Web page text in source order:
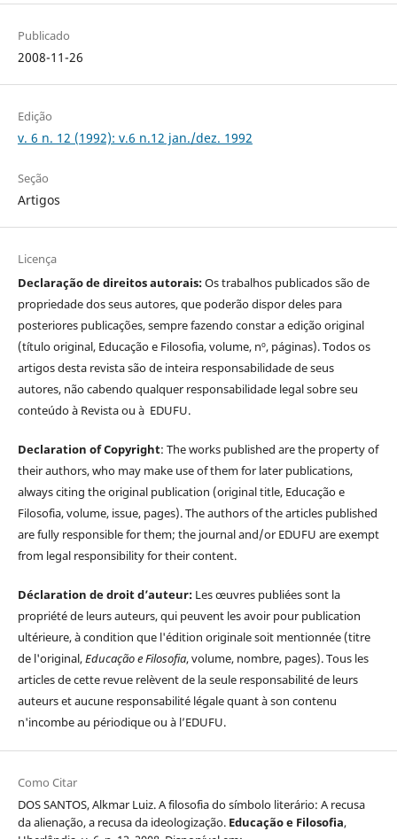
Publicado
2008-11-26
Edição
v. 6 n. 12 (1992): v.6 n.12 jan./dez. 1992
Seção
Artigos
Licença
Declaração de direitos autorais:Os trabalhos publicados são de
propriedade dos seus autores, que poderão dispor deles para
posteriores publicações, sempre fazendo constar a edição original
(título original, Educação e Filosofia, volume, nº, páginas). Todos os
artigos desta revista são de inteira responsabilidade de seus
autores, não cabendo qualquer responsabilidade legal sobre seu
conteúdo à Revista ou à EDUFU.
Declaration of Copyright: The works published are the property of
their authors, who may make use of them for later publications,
always citing the original publication (original title, Educação e
Filosofia, volume, issue, pages). The authors of the articles published
are fully responsible for them; the journal and/or EDUFU are exempt
from legal responsibility for their content.
Déclaration de droit d’auteur: Les œuvres publiées sont la
propriété de leurs auteurs, qui peuvent les avoir pour publication
ultérieure, à condition que l'édition originale soit mentionnée (titre
de l'original,Educação e Filosofia, volume, nombre, pages). Tous les
articles de cette revue relèvent de la seule responsabilité de leurs
auteurs et aucune responsabilité légale quant à son contenu
n'incombe au périodique ou à l’EDUFU.
Como Citar
DOS SANTOS, Alkmar Luiz. A filosofia do símbolo literário: A recusa
da alienação, a recusa da ideologização. Educação e Filosofia,